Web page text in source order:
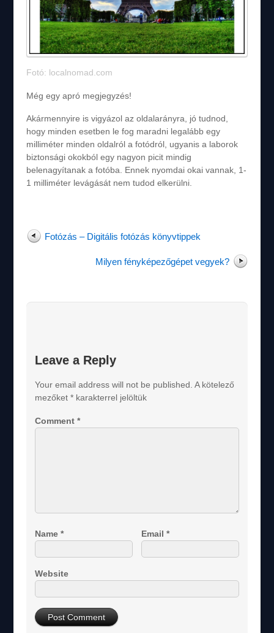
Fotó: localnomad.com
Még egy apró megjegyzés!
Akármennyire is vigyázol az oldalarányra, jó tudnod,
hogy minden esetben le fog maradni legalább egy
milliméter minden oldalról a fotódról, ugyanis a laborok
biztonsági okokból egy nagyon picit mindig
belenagyítanak a fotóba. Ennek nyomdai okai vannak, 1-
1 milliméter levágását nem tudod elkerülni.
Fotózás – Digitális fotózás könyvtippek
Milyen fényképezőgépet vegyek?
Leave a Reply
Your email address will not be published. A kötelező
mezőket* karakterrel jelöltük
Comment*
Name* Email *
Website